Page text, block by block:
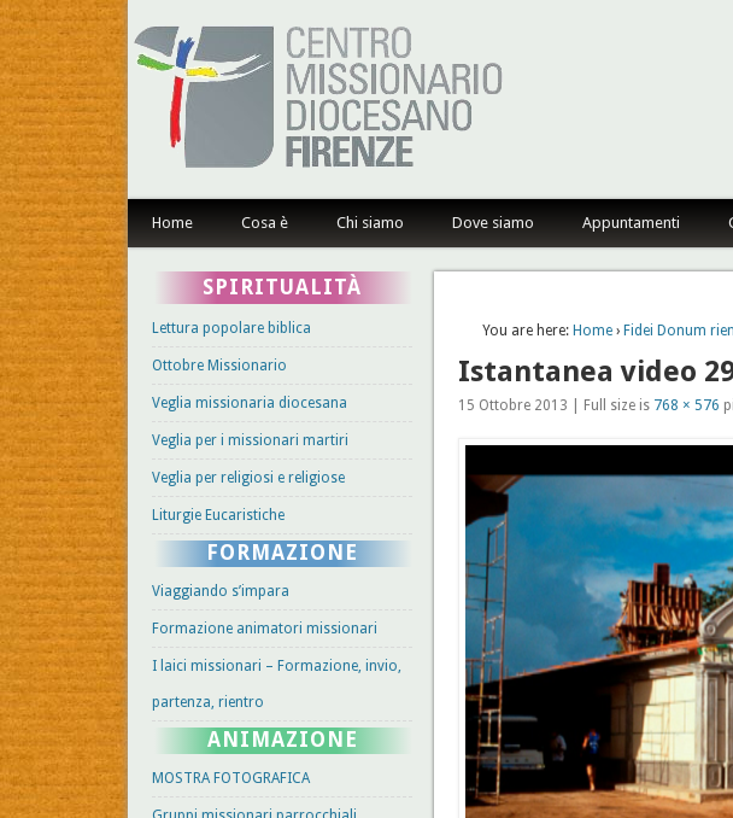
Centro Missionario Diocesano Firenze
Home Cosa è Chi siamo Dove siamo Appuntamenti
You are here: Home› Fidei Donum
Istantanea video
15 Ottobre 2013 | Full size is 768 × 576
SPIRITUALITÀ
Lettura popolare biblica
Ottobre Missionario
Veglia missionaria diocesana
Veglia per i missionari martiri
Veglia per religiosi e religiose
Liturgie Eucaristiche
FORMAZIONE
Viaggiando s’impara
Formazione animatori missionari
I laici missionari – Formazione, invio,
partenza, rientro
ANIMAZIONE
MOSTRA FOTOGRAFICA